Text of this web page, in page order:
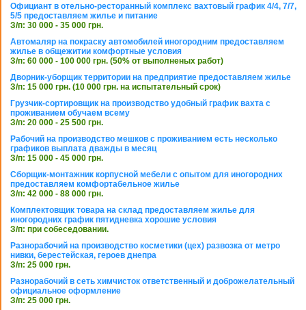
Официант в отельно-ресторанный комплекс вахтовый график 4/4, 7/7,
5/5 предоставляем жилье и питание
З/п: 30 000 - 35 000 грн.
Автомаляр на покраску автомобилей иногородним предоставляем
жилье в общежитии комфортные условия
З/п: 60 000 - 100 000 грн. (50% от выполненых работ)
Дворник-уборщик территории на предприятие предоставляем жилье
З/п: 15 000 грн. (10 000 грн. на испытательный срок)
Грузчик-сортировщик на производство удобный график вахта с
проживанием обучаем всему
З/п: 20 000 - 25 500 грн.
Рабочий на производство мешков с проживанием есть несколько
графиков выплата дважды в месяц
З/п: 15 000 - 45 000 грн.
Сборщик-монтажник корпусной мебели с опытом для иногородних
предоставляем комфортабельное жилье
З/п: 42 000 - 88 000 грн.
Комплектовщик товара на склад предоставляем жилье для
иногородних график пятидневка хорошие условия
З/п: при собеседовании.
Разнорабочий на производство косметики (цех) развозка от метро
нивки, берестейская, героев днепра
З/п: 25 000 грн.
Разнорабочий в сеть химчисток ответственный и доброжелательный
официальное оформление
З/п: 25 000 грн.